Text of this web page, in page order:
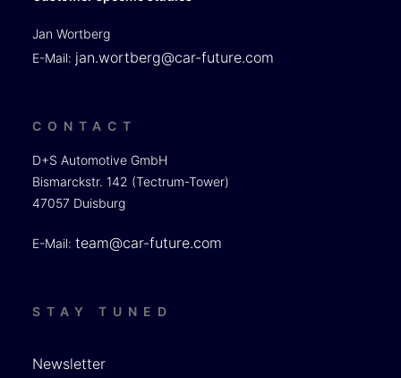
Jan Wortberg
E-Mail: jan.wortberg@car-future.com
CONTACT
D+S Automotive GmbH
Bismarckstr. 142 (Tectrum-Tower)
47057 Duisburg
E-Mail: team@car-future.com
STAY TUNED
Newsletter